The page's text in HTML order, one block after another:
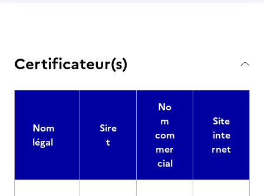
Certificateur(s)
Nom
légal
Sire
t
No
m
com
mer
cial
Site
inte
rnet